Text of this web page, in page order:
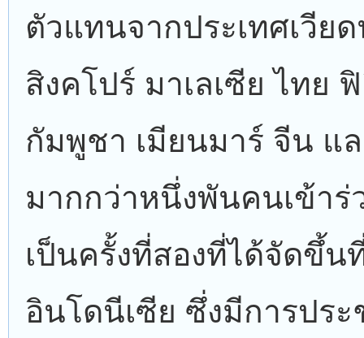
ตัวแทนจากประเทศเวีย
สิงคโปร์ มาเลเซีย ไทย
กัมพูชา เมียนมาร์ จีน แ
มากกว่าหนึ่งพันคนเข้าร่
เป็นครั้งที่สองที่ได้จัดขึ้น
อินโดนีเซีย ซึ่งมีการปร